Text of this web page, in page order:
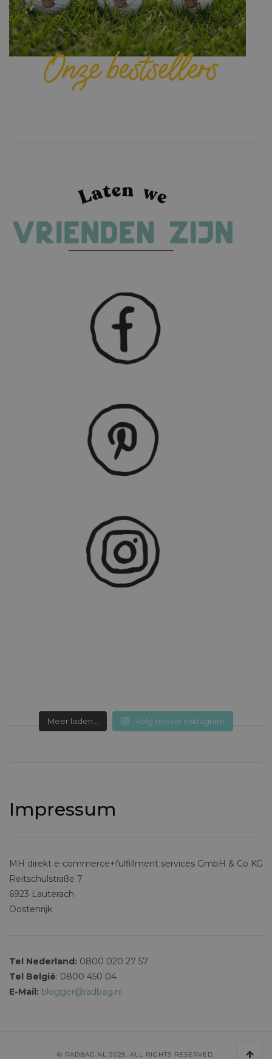
Meer laden... Volg ons op Instragram
Impressum
MH direkt e-commerce+fulfillment services GmbH & Co KG
Reitschulstraße 7
6923 Lauterach
Oostenrijk
Tel Nederland: 0800 020 27 57
Tel België: 0800 450 04
E-Mail: blogger@radbag.nl
© RADBAG.NL 2025. ALL RIGHTS RESERVED.